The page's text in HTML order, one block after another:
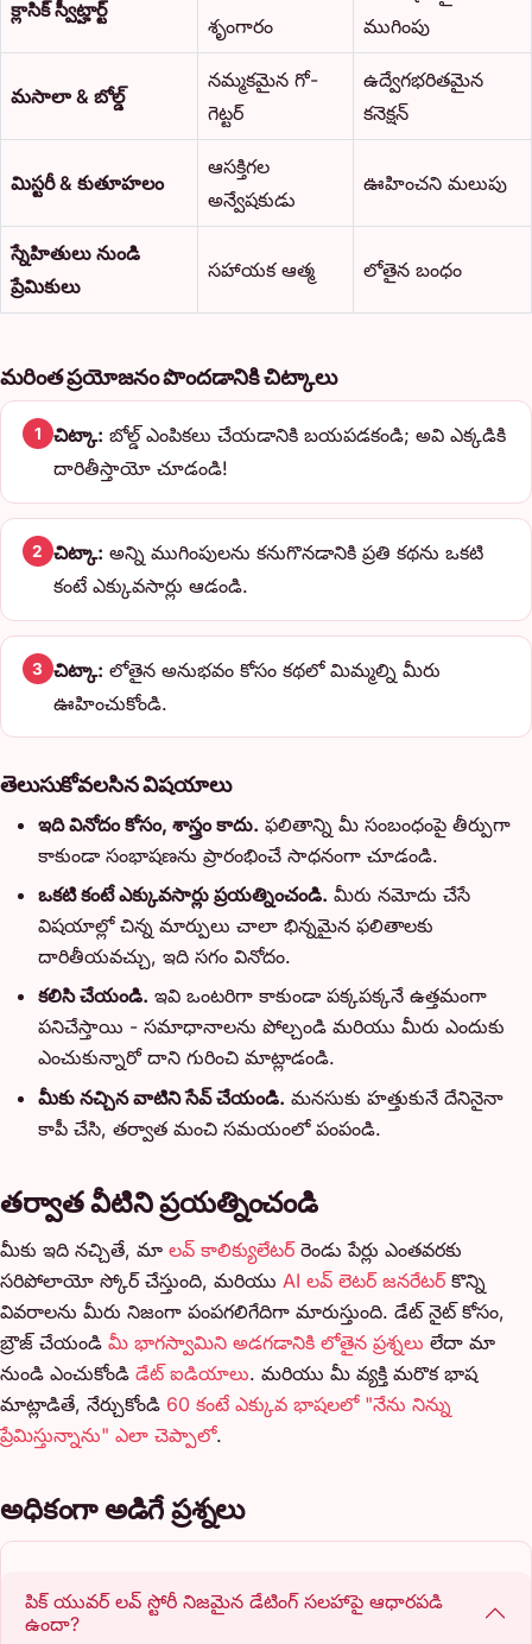
క్లాసిక్ స్వీట్హార్ట్
శృంగారం
ముగింపు
మసాలా & బోల్డ్
నమ్మకమైన గో-
గెట్టర్
ఉద్వేగభరితమైన
కనెక్షన్
మిస్టరీ & కుతూహలం
ఆసక్తిగల
అన్వేషకుడు
ఊహించని మలుపు
స్నేహితులు నుండి
ప్రేమికులు
సహాయక ఆత్మ లోతైన బంధం
మరింత ప్రయోజనం పొందడానికి చిట్కాలు
1 చిట్కా: బోల్డ్ ఎంపికలు చేయడానికి బయపడకండి; అవి ఎక్కడికి
దారితీస్తాయో చూడండి!
2 చిట్కా: అన్ని ముగింపులను కనుగొనడానికి ప్రతి కథను ఒకటి
కంటే ఎక్కువసార్లు ఆడండి.
3 చిట్కా: లోతైన అనుభవం కోసం కథలో మిమ్మల్ని మీరు
ఊహించుకోండి.
తెలుసుకోవలసిన విషయాలు
ఇది వినోదం కోసం, శాస్త్రం కాదు. ఫలితాన్ని మీ సంబంధంపై తీర్పుగా
కాకుండా సంభాషణను ప్రారంభించే సాధనంగా చూడండి.
ఒకటి కంటే ఎక్కువసార్లు ప్రయత్నించండి. మీరు నమోదు చేసే
విషయాల్లో చిన్న మార్పులు చాలా భిన్నమైన ఫలితాలకు
దారితీయవచ్చు, ఇది సగం వినోదం.
కలిసి చేయండి. ఇవి ఒంటరిగా కాకుండా పక్కపక్కనే ఉత్తమంగా
పనిచేస్తాయి - సమాధానాలను పోల్చండి మరియు మీరు ఎందుకు
ఎంచుకున్నారో దాని గురించి మాట్లాడండి.
మీకు నచ్చిన వాటిని సేవ్ చేయండి. మనసుకు హత్తుకునే దేనినైనా
కాపీ చేసి, తర్వాత మంచి సమయంలో పంపండి.
తర్వాత వీటిని ప్రయత్నించండి
మీకు ఇది నచ్చితే, మా లవ్ కాలిక్యులేటర్రెండు పేర్లు ఎంతవరకు
సరిపోలాయో స్కోర్ చేస్తుంది, మరియు AI లవ్ లెటర్ జనరేటర్కొన్ని
వివరాలను మీరు నిజంగా పంపగలిగేదిగా మారుస్తుంది. డేట్ నైట్ కోసం,
బ్రౌజ్ చేయండి మీ భాగస్వామిని అడగడానికి లోతైన ప్రశ్నలు లేదా మా
నుండి ఎంచుకోండి డేట్ ఐడియాలు. మరియు మీ వ్యక్తి మరొక భాష
మాట్లాడితే, నేర్చుకోండి 60 కంటే ఎక్కువ భాషలలో "నేను నిన్ను
ప్రేమిస్తున్నాను" ఎలా చెప్పాలో.
అధికంగా అడిగే ప్రశ్నలు
పిక్ యువర్ లవ్ స్టోరీ నిజమైన డేటింగ్ సలహాపై ఆధారపడి
ఉందా?